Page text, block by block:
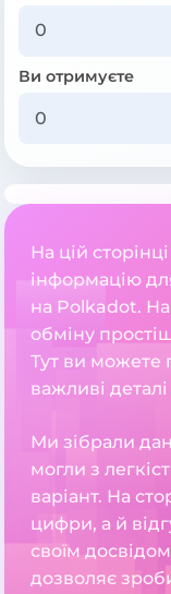
Ви отримуєте
На цій
інформацію
на Polkadot.
обміну
Тут ви можете
важливі
Ми зібрали
могли з
варіант. На
цифри, а й
своїм
дозволяє